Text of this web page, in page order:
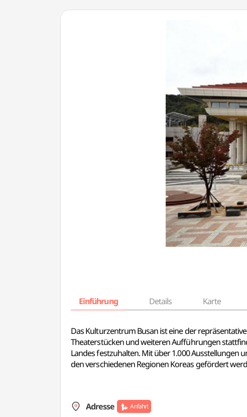
Einführung Details Karte
Das Kulturzentrum Busan ist eine der
Theaterstücken und weiteren Aufführungen
Landes festzuhalten. Mit über 1.000 Ausstellungen
den verschiedenen Regionen Koreas gefördert
Adresse Anfahrt